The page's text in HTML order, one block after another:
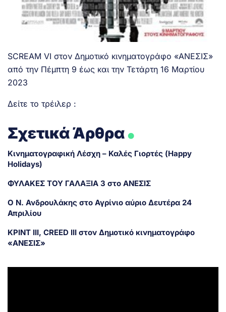
SCREAM VI στον Δημοτικό κινηματογράφο «ΑΝΕΣΙΣ»
από την Πέμπτη 9 έως και την Τετάρτη 16 Μαρτίου
2023
Δείτε το τρέιλερ :
Σχετικά Άρθρα.
Κινηματογραφική Λέσχη – Καλές Γιορτές (Happy
Holidays)
ΦΥΛΑΚΕΣ ΤΟΥ ΓΑΛΑΞΙΑ 3 στο ΑΝΕΣΙΣ
Ο Ν. Ανδρουλάκης στο Αγρίνιο αύριο Δευτέρα 24
Απριλίου
ΚΡΙΝΤ ΙΙΙ, CREED III στον Δημοτικό κινηματογράφο
«ΑΝΕΣΙΣ»